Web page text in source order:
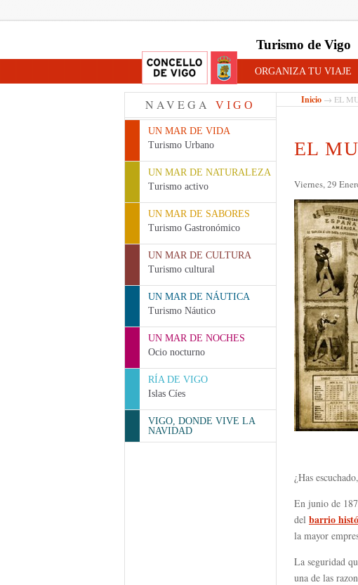
Turismo de Vigo
ORGANIZA TU VIAJE
NAVEGA VIGO
UN MAR DE VIDA
Turismo Urbano
UN MAR DE NATURALEZA
Turismo activo
UN MAR DE SABORES
Turismo Gastronómico
UN MAR DE CULTURA
Turismo cultural
UN MAR DE NÁUTICA
Turismo Náutico
UN MAR DE NOCHES
Ocio nocturno
RÍA DE VIGO
Islas Cíes
VIGO, DONDE VIVE LA
NAVIDAD
Inicio → EL
EL
Viernes, 29
¿Has
En junio de
del barrio
la mayor
La seguridad
una de las